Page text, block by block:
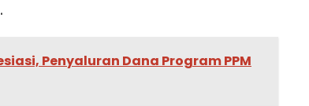
Penyaluran Dana Program PPM